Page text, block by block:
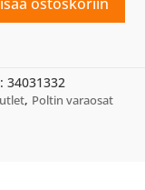
34031332
, Poltin varaosat